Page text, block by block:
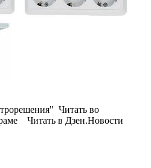
Читать во
Читать в Дзен.Новости